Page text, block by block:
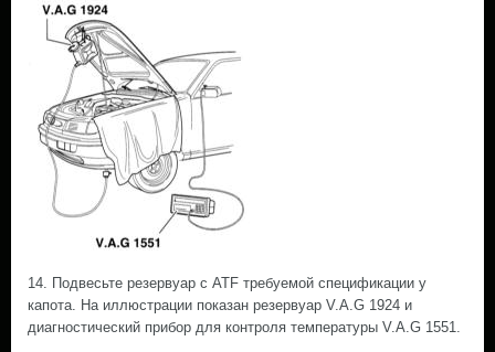
14. Подвесьте резервуар с ATF требуемой спецификации у
капота. На иллюстрации показан резервуар V.A.G 1924 и
диагностический прибор для контроля температуры V.A.G 1551.